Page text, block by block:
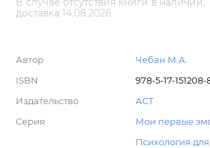
доставка 14.08.2026
Автор
Чебан М.А.
ISBN
978-5-17-151208-
Издательство
АСТ
Серия
Мои первые
Психология